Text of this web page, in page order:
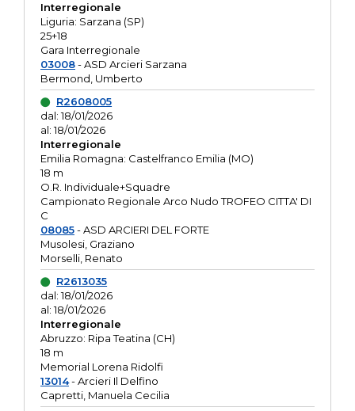
Interregionale
Liguria: Sarzana (SP)
25+18
Gara Interregionale
03008- ASD Arcieri Sarzana
Bermond, Umberto
R2608005
dal: 18/01/2026
al: 18/01/2026
Interregionale
Emilia Romagna: Castelfranco Emilia (MO)
18 m
O.R. Individuale+Squadre
Campionato Regionale Arco Nudo TROFEO CITTA' DI
C
08085- ASD ARCIERI DEL FORTE
Musolesi, Graziano
Morselli, Renato
R2613035
dal: 18/01/2026
al: 18/01/2026
Interregionale
Abruzzo: Ripa Teatina (CH)
18 m
Memorial Lorena Ridolfi
13014- Arcieri Il Delfino
Capretti, Manuela Cecilia